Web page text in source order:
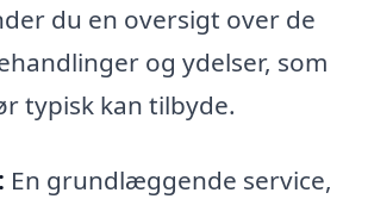
du en oversigt over de
og ydelser, som
typisk kan tilbyde.
En grundlæggende service,